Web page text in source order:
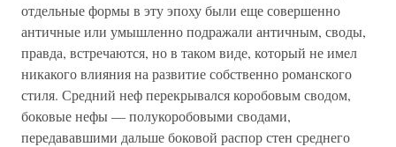
отдельные формы в эту эпоху были еще совершенно
античные или умышленно подражали античным, своды,
правда, встречаются, но в таком виде, который не имел
никакого влияния на развитие собственно романского
стиля. Средний неф перекрывался коробовым сводом,
боковые нефы — полукоробовыми сводами,
передававшими дальше боковой распор стен среднего